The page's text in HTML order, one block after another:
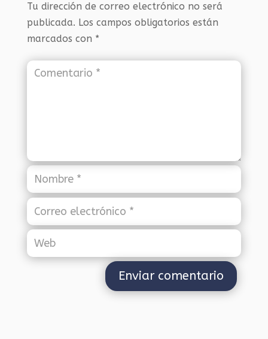
Tu dirección de correo electrónico no será
publicada. Los campos obligatorios están
marcados con *